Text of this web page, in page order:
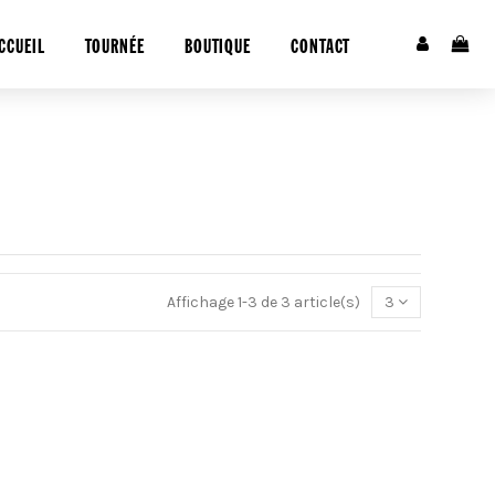
TOURNÉE BOUTIQUE CONTACT
Affichage 1-3 de 3 article(s) 3